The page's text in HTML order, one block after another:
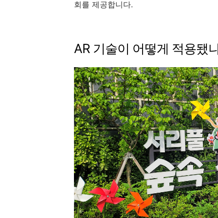
회를 제공합니다.
AR 기술이 어떻게 적용됐